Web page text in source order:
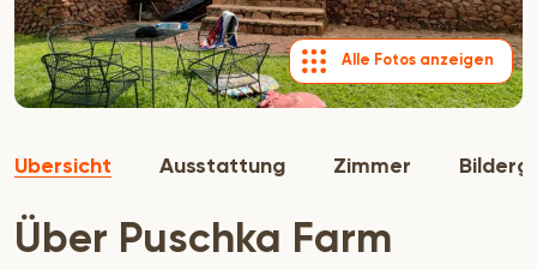
Alle Fotos anzeigen
Übersicht Ausstattung Zimmer
Über Puschka Farm